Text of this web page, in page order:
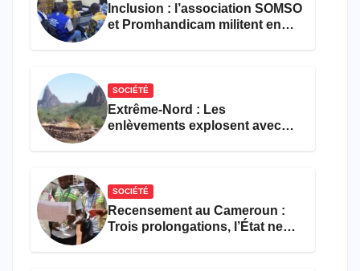
Inclusion : l’association SOMSO
et Promhandicam militent en
SOCIÉTÉ
Extrême-Nord : Les
enlèvements explosent avec
SOCIÉTÉ
Recensement au Cameroun :
Trois prolongations, l’État ne